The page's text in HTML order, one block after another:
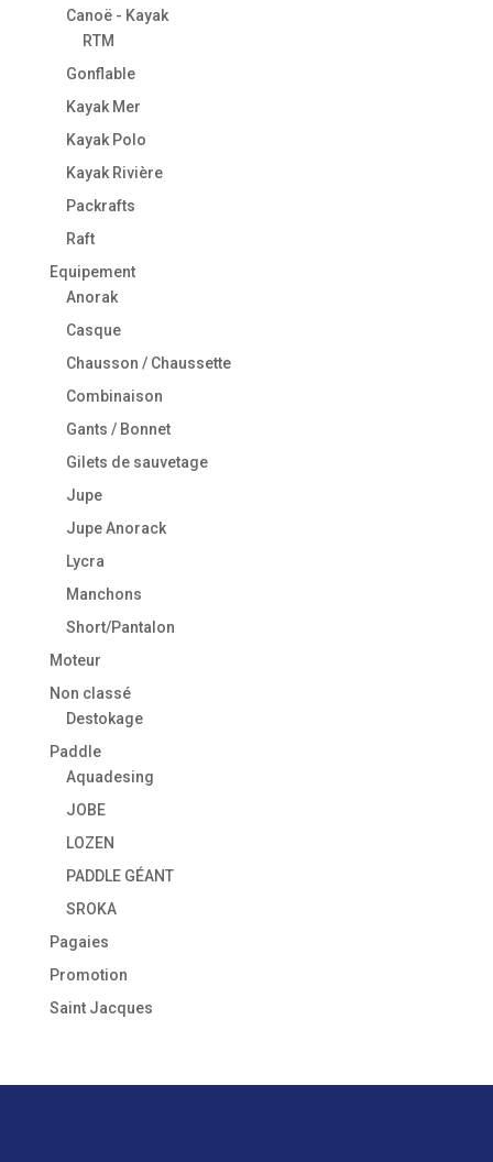
Canoë - Kayak
RTM
Gonflable
Kayak Mer
Kayak Polo
Kayak Rivière
Packrafts
Raft
Equipement
Anorak
Casque
Chausson / Chaussette
Combinaison
Gants / Bonnet
Gilets de sauvetage
Jupe
Jupe Anorack
Lycra
Manchons
Short/Pantalon
Moteur
Non classé
Destokage
Paddle
Aquadesing
JOBE
LOZEN
PADDLE GÉANT
SROKA
Pagaies
Promotion
Saint Jacques